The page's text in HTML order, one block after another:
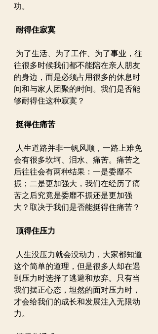
功。
耐得住寂寞
往很多时候我们都不能陪在亲人朋友
的身边，而是必须占用很多的休息时
间和与家人团聚的时间。我们是否能
够耐得住这种寂寞？
挺得住痛苦
会有很多坎坷、泪水、痛苦。痛苦之
后往往会有两种结果：一是委靡不
振；二是更加强大，我们在经历了痛
苦之后究竟是委靡不振还是更加强
大？取决于我们是否能挺得住痛苦？
顶得住压力
这个简单的道理，但是很多人却在遇
到压力时选择了逃避和放弃。只有当
我们摆正心态，坦然的面对压力时，
才会给我们的成长和发展注入无限动
力。